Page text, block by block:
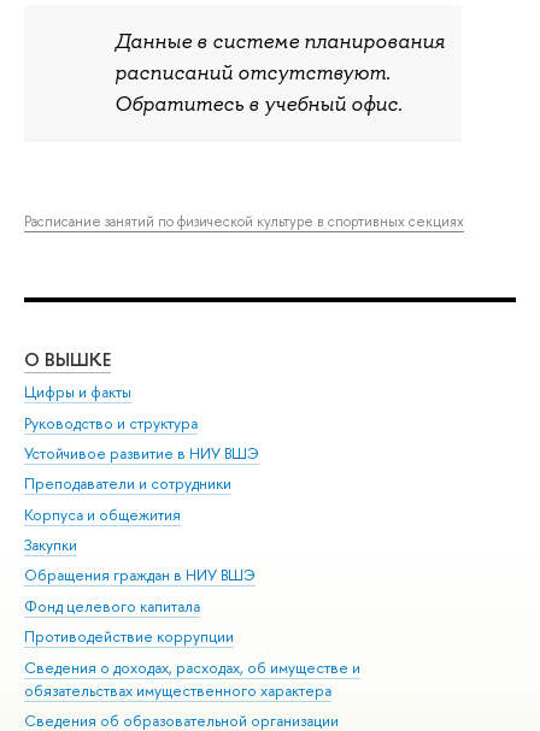
Данные в системе планирования
расписаний отсутствуют.
Обратитесь в учебный офис.
Расписание занятий по физической культуре в спортивных секциях
О ВЫШКЕ
Цифры и факты
Руководство и структура
Устойчивое развитие в НИУ ВШЭ
Преподаватели и сотрудники
Корпуса и общежития
Закупки
Обращения граждан в НИУ ВШЭ
Фонд целевого капитала
Противодействие коррупции
Сведения о доходах, расходах, об имуществе и
обязательствах имущественного характера
Сведения об образовательной организации